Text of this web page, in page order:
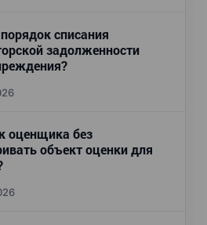
списания
задолженности
оценщика без
объект оценки для